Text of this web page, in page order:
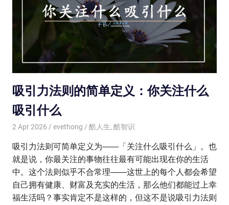
吸引力法则的简单定义：你关注什么
吸引什么
2 Apr 2026 evethong 酷人生, 酷智识
吸引力法则可简单定义为――「关注什么吸引什么」。也
就是说，你最关注的事物往往最有可能出现在你的生活
中。这个法则似乎不合常理――这世上的每个人都会希望
自己拥有健康、财富及充实的生活，那么他们都能过上幸
福生活吗？事实肯定不是这样的，但这不是说吸引力法则